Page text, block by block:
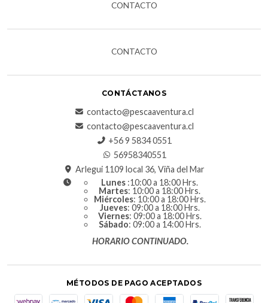
CONTACTO
CONTACTO
CONTÁCTANOS
contacto@pescaaventura.cl
contacto@pescaaventura.cl
+56 9 5834 0551
56958340551
Arlegui 1109 local 36, Viña del Mar
Lunes :10:00 a 18:00 Hrs.
Martes: 10:00 a 18:00 Hrs.
Miércoles: 10:00 a 18:00 Hrs.
Jueves: 09:00 a 18:00 Hrs.
Viernes: 09:00 a 18:00 Hrs.
Sábado: 09:00 a 14:00 Hrs.
HORARIO CONTINUADO.
MÉTODOS DE PAGO ACEPTADOS